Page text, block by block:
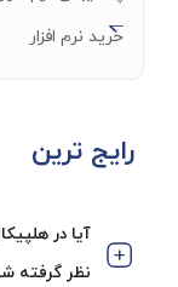
خرید نرم افزار
رایج ترین
آیا در
نظر گرفته